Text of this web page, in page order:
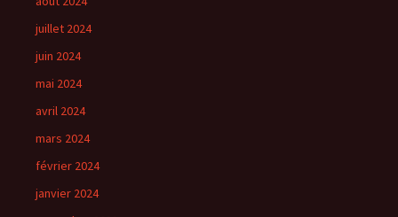
juillet 2024
juin 2024
mai 2024
avril 2024
mars 2024
février 2024
janvier 2024